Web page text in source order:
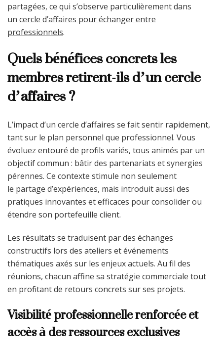
partagées, ce qui s’observe particulièrement dans
un cercle d’affaires pour échanger entre
professionnels.
Quels bénéfices concrets les
membres retirent-ils d’un cercle
d’affaires ?
L’impact d’un cercle d’affaires se fait sentir rapidement,
tant sur le plan personnel que professionnel. Vous
évoluez entouré de profils variés, tous animés par un
objectif commun : bâtir des partenariats et synergies
pérennes. Ce contexte stimule non seulement
le partage d’expériences, mais introduit aussi des
pratiques innovantes et efficaces pour consolider ou
étendre son portefeuille client.
Les résultats se traduisent par des échanges
constructifs lors des ateliers et événements
thématiques axés sur les enjeux actuels. Au fil des
réunions, chacun affine sa stratégie commerciale tout
en profitant de retours concrets sur ses projets.
Visibilité professionnelle renforcée et
accès à des ressources exclusives